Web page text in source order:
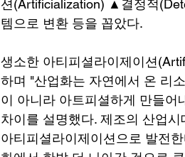
션(Artificialization) ▲결정적
템으로 변환 등을 꼽았다.
생소한 아티피셜라이제이션
하며 "산업화는 자연에서 온 리
이 아니라 아트피셜하게 만들어
차이를 설명했다. 제조의 산업
아티피셜라이제이션으로 발전